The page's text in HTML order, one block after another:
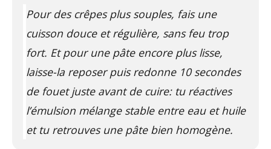
Pour des crêpes plus souples, fais une
cuisson douce et régulière, sans feu trop
fort. Et pour une pâte encore plus lisse,
laisse-la reposer puis redonne 10 secondes
de fouet juste avant de cuire: tu réactives
l’émulsion mélange stable entre eau et huile
et tu retrouves une pâte bien homogène.